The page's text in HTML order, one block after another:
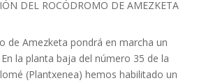
de Amezketa pondrá en marcha un
la planta baja del número 35 de la
(Plantxenea) hemos habilitado un